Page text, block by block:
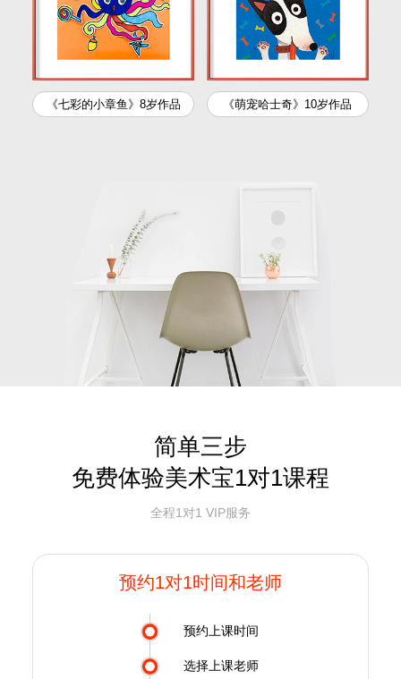
《七彩的小章鱼》 8岁作品 《萌宠哈士奇》 10岁作品
简单三步
免费体验美术宝1对1课程
全程1对1 VIP服务
预约1对1时间和老师
预约上课时间
选择上课老师